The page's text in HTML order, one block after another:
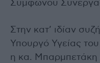
Συμφώνου
Στην κατ’ ιδίαν
Υπουργό Υγείας
η κα. Μπαρμπετάκη